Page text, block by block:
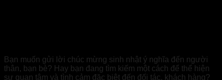
Bạn muốn gửi lời chúc mừng sinh nhật ý nghĩa đến người
thân, bạn bè? Hay bạn đang tìm kiếm một cách để thể hiện
sự quan tâm và tình cảm đặc biệt đến đối tác, khách hàng?